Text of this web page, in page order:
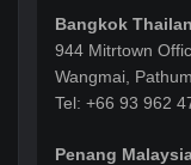
Bangkok
944 Mitrtown
Wangmai,
Tel: +66 93 962
Penang